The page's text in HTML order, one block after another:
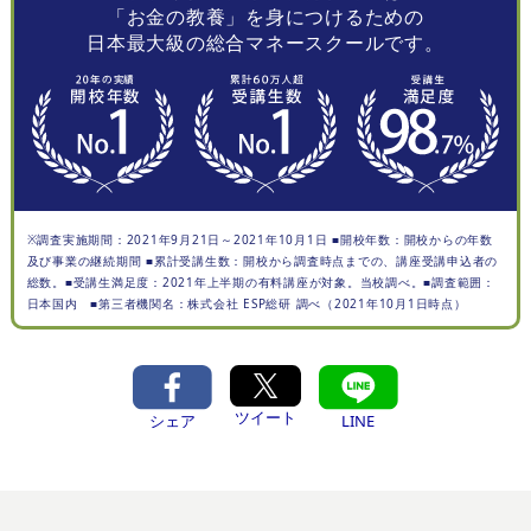
「お金の教養」を身につけるための
日本最大級の総合マネースクールです。
※調査実施期間：2021年9月21日～2021年10月1日 ■開校年数：開校からの年数
及び事業の継続期間 ■累計受講生数：開校から調査時点までの、講座受講申込者の
総数。■受講生満足度：2021年上半期の有料講座が対象。当校調べ。■調査範囲：
日本国内 ■第三者機関名：株式会社 ESP総研 調べ（2021年10月1日時点）
シェア ツイート LINE